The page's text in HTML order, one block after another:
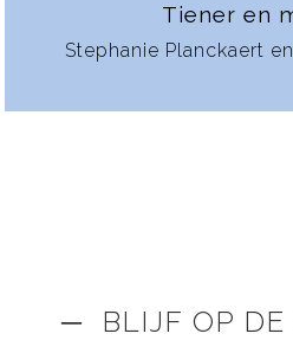
Tiener en
Stephanie Planckaert
─ BLIJF OP